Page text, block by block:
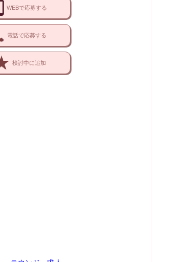
WEBで応募する
電話で応募する
検討中に追加